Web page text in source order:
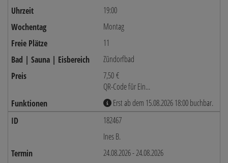
19:00
Montag
11
Zündorfbad
7,50 €
QR-Code für Ein...
Erst ab dem 15.08.2026 18:00 buchbar.
182467
Ines B.
24.08.2026 - 24.08.2026